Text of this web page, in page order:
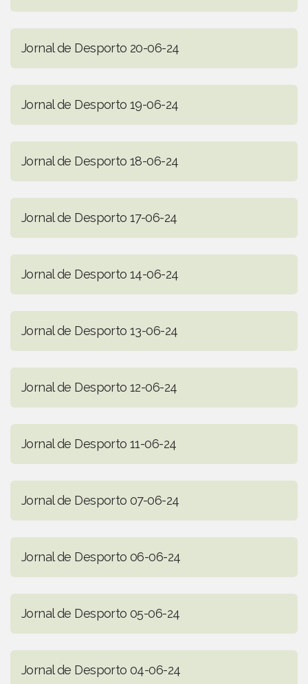
Jornal de Desporto 20-06-24
Jornal de Desporto 19-06-24
Jornal de Desporto 18-06-24
Jornal de Desporto 17-06-24
Jornal de Desporto 14-06-24
Jornal de Desporto 13-06-24
Jornal de Desporto 12-06-24
Jornal de Desporto 11-06-24
Jornal de Desporto 07-06-24
Jornal de Desporto 06-06-24
Jornal de Desporto 05-06-24
Jornal de Desporto 04-06-24